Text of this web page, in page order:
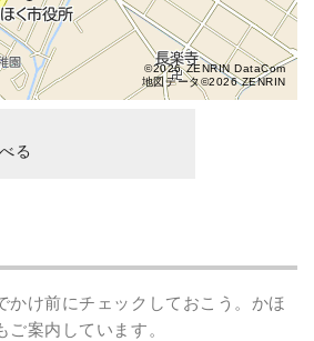
©2026 ZENRIN DataCom
地図データ©2026 ZENRIN
る
かけ前にチェックしておこう。かほ
案内しています。